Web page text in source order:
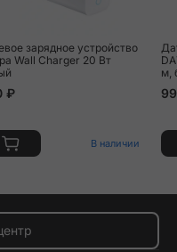
зарядное устройство
Wall Charger 20 Вт
₽
В наличии
м,